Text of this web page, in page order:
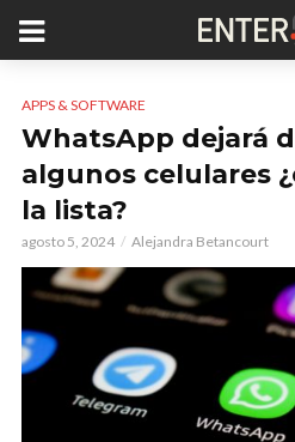
APPS & SOFTWARE
WhatsApp dejará
algunos celulares
la lista?
agosto 5, 2024 Alejandra Betancourt